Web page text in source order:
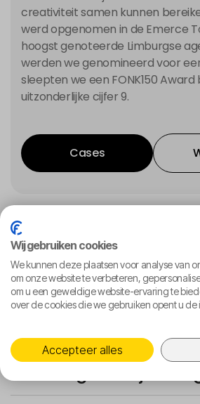
creativiteit samen kunnen
werd opgenomen in de Emerce
hoogst genoteerde Limburgse
werden we genomineerd voor
sleepten we een FONK150
uitzonderlijke cijfer 9.
Cases
Cases
Onze grootste kracht
Strategie die richting
Wij gebruiken cookies
We kunnen deze plaatsen voor analyse van
om onze website te verbeteren,
om u een geweldige website-ervaring te
over de cookies die we gebruiken opent u de
Accepteer alles